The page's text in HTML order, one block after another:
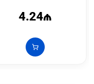
4.24₼